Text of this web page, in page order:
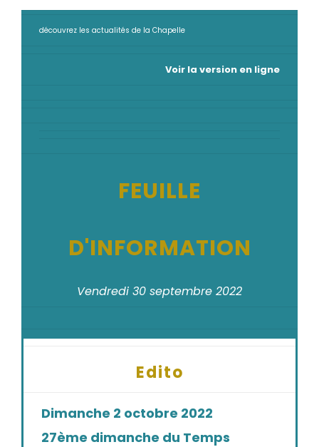
découvrez les actualités de la Chapelle
Voir la version en ligne
FEUILLE
D'INFORMATION
Vendredi 30 septembre 2022
Edito
Dimanche 2 octobre 2022
27ème dimanche du Temps